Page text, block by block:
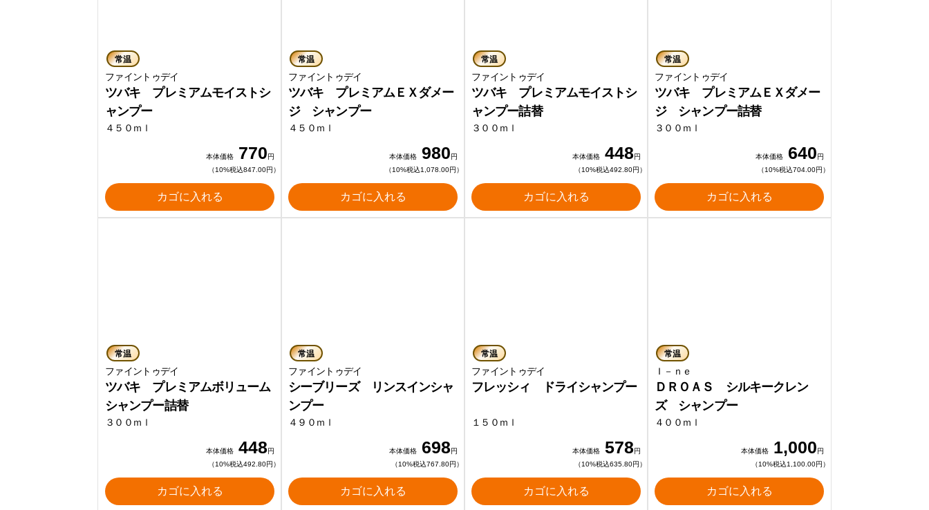
常温
ファイントゥデイ
ツバキ プレミアムモイストシ
ャンプー
４５０ｍｌ
本体価格 770円
（10%税込847.00円）
カゴに入れる
常温
ファイントゥデイ
ツバキ プレミアムＥＸダメー
ジ シャンプー
４５０ｍｌ
本体価格 980円
（10%税込1,078.00円）
カゴに入れる
常温
ファイントゥデイ
ツバキ プレミアムモイストシ
ャンプー詰替
３００ｍｌ
本体価格 448円
（10%税込492.80円）
カゴに入れる
常温
ファイントゥデイ
ツバキ プレミアムＥＸダメー
ジ シャンプー詰替
３００ｍｌ
本体価格 640円
（10%税込704.00円）
カゴに入れる
常温
ファイントゥデイ
ツバキ プレミアムボリューム
シャンプー詰替
３００ｍｌ
本体価格 448円
（10%税込492.80円）
カゴに入れる
常温
ファイントゥデイ
シーブリーズ リンスインシャ
ンプー
４９０ｍｌ
本体価格 698円
（10%税込767.80円）
カゴに入れる
常温
ファイントゥデイ
フレッシィ ドライシャンプー
１５０ｍｌ
本体価格 578円
（10%税込635.80円）
カゴに入れる
常温
Ｉ－ｎｅ
ＤＲＯＡＳ シルキークレン
ズ シャンプー
４００ｍｌ
本体価格 1,000円
（10%税込1,100.00円）
カゴに入れる